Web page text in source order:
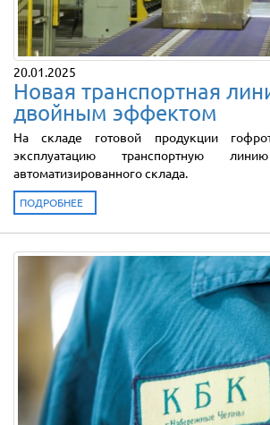
20.01.2025
Новая транспортная
двойным эффектом
На складе готовой продукции
эксплуатацию транспортную
автоматизированного склада.
ПОДРОБНЕЕ